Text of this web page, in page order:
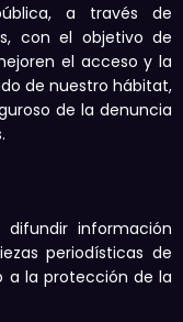
a través de
con el objetivo de
el acceso y la
de nuestro hábitat,
de la denuncia
información
periodísticas de
a la protección de la